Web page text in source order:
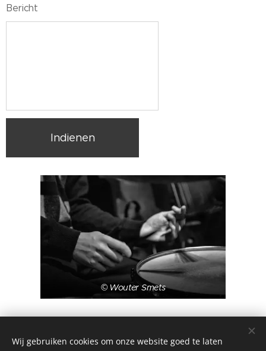
Bericht
Indienen
© Wouter Smets
Wij gebruiken cookies om onze website goed te laten